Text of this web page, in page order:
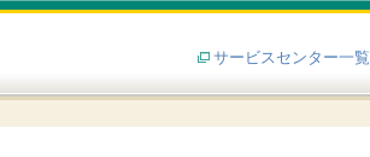
サービスセンター一覧